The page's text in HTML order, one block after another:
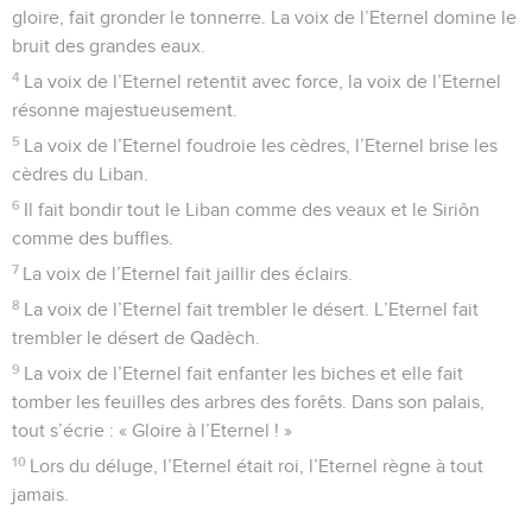
gloire, fait gronder le tonnerre. La voix de l’Eternel domine le
bruit des grandes eaux.
4 La voix de l’Eternel retentit avec force, la voix de l’Eternel
résonne majestueusement.
5 La voix de l’Eternel foudroie les cèdres, l’Eternel brise les
cèdres du Liban.
6 Il fait bondir tout le Liban comme des veaux et le Siriôn
comme des buffles.
7 La voix de l’Eternel fait jaillir des éclairs.
8 La voix de l’Eternel fait trembler le désert. L’Eternel fait
trembler le désert de Qadèch.
9 La voix de l’Eternel fait enfanter les biches et elle fait
tomber les feuilles des arbres des forêts. Dans son palais,
tout s’écrie : « Gloire à l’Eternel ! »
10 Lors du déluge, l’Eternel était roi, l’Eternel règne à tout
jamais.